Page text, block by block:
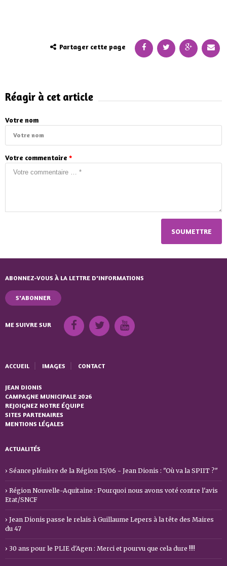
Partager cette page
Réagir à cet article
Votre nom
Votre commentaire *
ABONNEZ-VOUS À LA LETTRE D'INFORMATIONS
S'ABONNER
ME SUIVRE SUR
ACCUEIL IMAGES CONTACT
JEAN DIONIS
CAMPAGNE MUNICIPALE 2026
REJOIGNEZ NOTRE ÉQUIPE
SITES PARTENAIRES
MENTIONS LÉGALES
ACTUALITÉS
Séance plénière de la Région 15/06 - Jean Dionis : "Où va la SPIIT ?"
Région Nouvelle-Aquitaine : Pourquoi nous avons voté contre l'avis
Etat/SNCF
Jean Dionis passe le relais à Guillaume Lepers à la tête des Maires
du 47
30 ans pour le PLIE d'Agen : Merci et pourvu que cela dure !!!!